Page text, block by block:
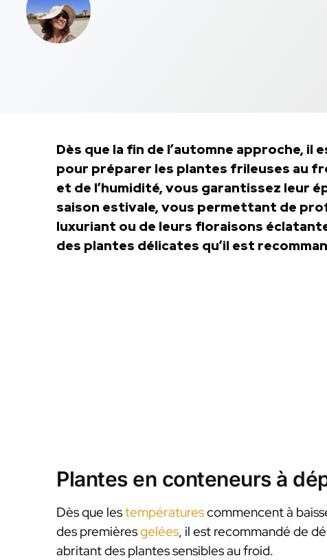
Dès que la fin de l’automne approche,
pour préparer les plantes frileuses au
et de l’humidité, vous garantissez leur
saison estivale, vous permettant de
luxuriant ou de leurs floraisons
des plantes délicates qu’il est
Plantes en conteneurs à
Dès que lestempératurescommencent à
des premièresgelées, il est recommandé de
abritant des plantes sensibles au froid.